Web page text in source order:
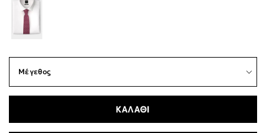
ΚΑΛΑΘΙ